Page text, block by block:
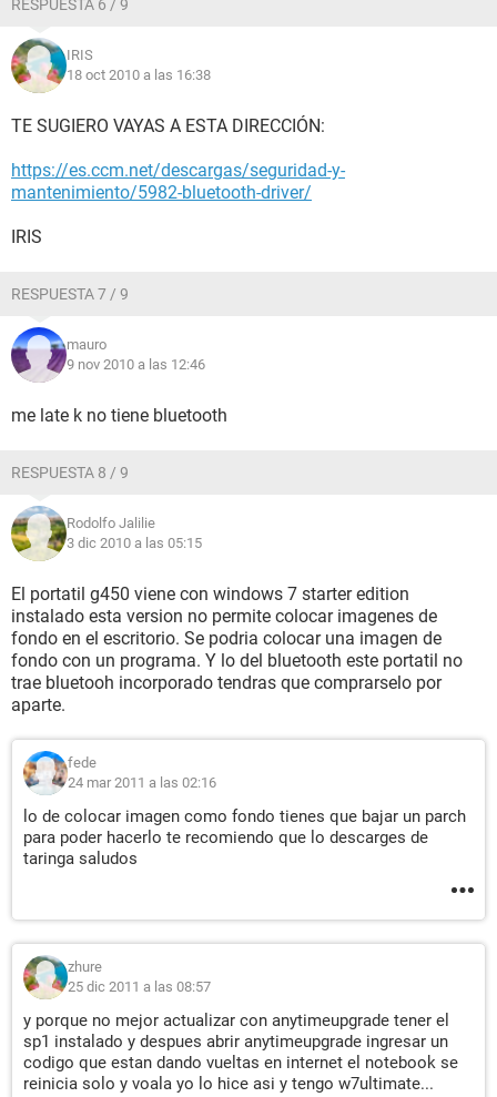
RESPUESTA 6 / 9
IRIS
18 oct 2010 a las 16:38
TE SUGIERO VAYAS A ESTA DIRECCIÓN:
https://es.ccm.net/descargas/seguridad-y-
mantenimiento/5982-bluetooth-driver/
IRIS
RESPUESTA 7 / 9
mauro
9 nov 2010 a las 12:46
me late k no tiene bluetooth
RESPUESTA 8 / 9
Rodolfo Jalilie
3 dic 2010 a las 05:15
El portatil g450 viene con windows 7 starter edition
instalado esta version no permite colocar imagenes de
fondo en el escritorio. Se podria colocar una imagen de
fondo con un programa. Y lo del bluetooth este portatil no
trae bluetooh incorporado tendras que comprarselo por
aparte.
fede
24 mar 2011 a las 02:16
lo de colocar imagen como fondo tienes que bajar un parch
para poder hacerlo te recomiendo que lo descarges de
taringa saludos
zhure
25 dic 2011 a las 08:57
y porque no mejor actualizar con anytimeupgrade tener el
sp1 instalado y despues abrir anytimeupgrade ingresar un
codigo que estan dando vueltas en internet el notebook se
reinicia solo y voala yo lo hice asi y tengo w7ultimate...